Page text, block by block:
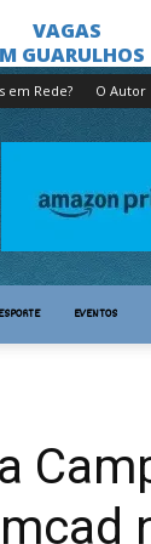
em Rede? O Autor
ESPORTE EVENTOS